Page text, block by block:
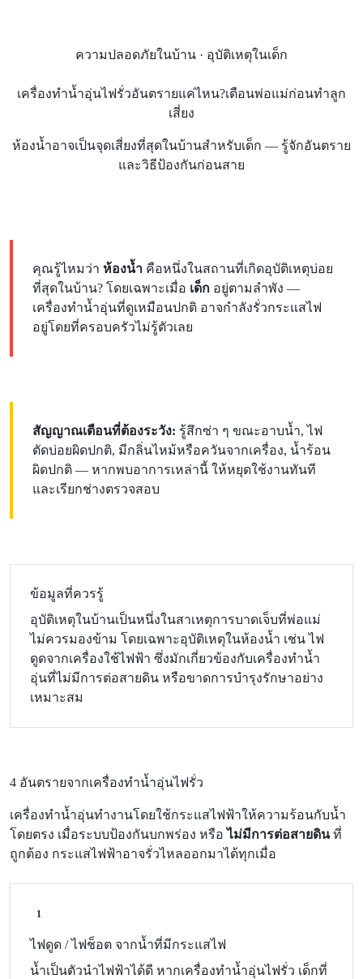
ความปลอดภัยในบ้าน · อุบัติเหตุในเด็ก
เครื่องทำน้ำอุ่นไฟรั่วอันตรายแค่ไหน?เตือนพ่อแม่ก่อนทำลูก
เสี่ยง
ห้องน้ำอาจเป็นจุดเสี่ยงที่สุดในบ้านสำหรับเด็ก — รู้จักอันตราย
และวิธีป้องกันก่อนสาย
คุณรู้ไหมว่า ห้องน้ำ คือหนึ่งในสถานที่เกิดอุบัติเหตุบ่อย
ที่สุดในบ้าน? โดยเฉพาะเมื่อ เด็ก อยู่ตามลำพัง —
เครื่องทำน้ำอุ่นที่ดูเหมือนปกติ อาจกำลังรั่วกระแสไฟ
อยู่โดยที่ครอบครัวไม่รู้ตัวเลย
สัญญาณเตือนที่ต้องระวัง: รู้สึกซ่า ๆ ขณะอาบน้ำ, ไฟ
ตัดบ่อยผิดปกติ, มีกลิ่นไหม้หรือควันจากเครื่อง, น้ำร้อน
ผิดปกติ — หากพบอาการเหล่านี้ ให้หยุดใช้งานทันที
และเรียกช่างตรวจสอบ
ข้อมูลที่ควรรู้
อุบัติเหตุในบ้านเป็นหนึ่งในสาเหตุการบาดเจ็บที่พ่อแม่
ไม่ควรมองข้าม โดยเฉพาะอุบัติเหตุในห้องน้ำ เช่น ไฟ
ดูดจากเครื่องใช้ไฟฟ้า ซึ่งมักเกี่ยวข้องกับเครื่องทำน้ำ
อุ่นที่ไม่มีการต่อสายดิน หรือขาดการบำรุงรักษาอย่าง
เหมาะสม
4 อันตรายจากเครื่องทำน้ำอุ่นไฟรั่ว
เครื่องทำน้ำอุ่นทำงานโดยใช้กระแสไฟฟ้าให้ความร้อนกับน้ำ
โดยตรง เมื่อระบบป้องกันบกพร่อง หรือไม่มีการต่อสายดินที่
ถูกต้อง กระแสไฟฟ้าอาจรั่วไหลออกมาได้ทุกเมื่อ
1
ไฟดูด / ไฟช็อต จากน้ำที่มีกระแสไฟ
น้ำเป็นตัวนำไฟฟ้าได้ดี หากเครื่องทำน้ำอุ่นไฟรั่ว เด็กที่